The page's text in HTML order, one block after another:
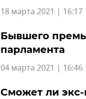
18 марта 2021 | 16:17
Бывшего
парламента
04 марта 2021 | 16:46
Сможет ли